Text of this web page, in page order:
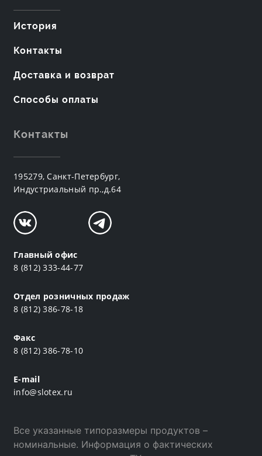
История
Контакты
Доставка и возврат
Способы оплаты
Контакты
195279, Санкт-Петербург,
Индустриальный пр.,д.64
Главный офис
8 (812) 333-44-77
Отдел розничных продаж
8 (812) 386-78-18
Факс
8 (812) 386-78-10
E-mail
info@slotex.ru
Все указанные типоразмеры продуктов –
номинальные. Информация о фактических